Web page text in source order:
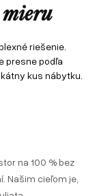
riešenie.
presne podľa
kus nábytku.
na 100 % bez
Našim cieľom je,